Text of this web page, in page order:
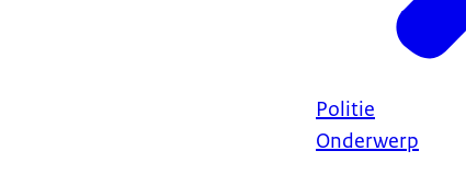
Politie
Onderwerp